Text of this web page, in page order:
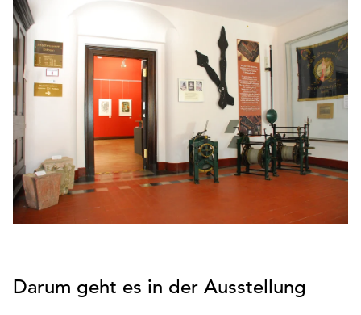
den
Betrieb
der
Seite
notwendig
sind
(funktionale
Cookies),
sowie
solche,
die
lediglich
genutzt
Darum geht es in der Ausstellung